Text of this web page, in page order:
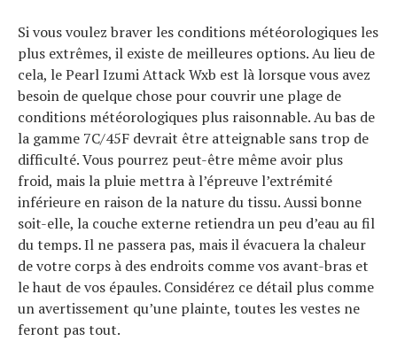
Si vous voulez braver les conditions météorologiques les
plus extrêmes, il existe de meilleures options. Au lieu de
cela, le Pearl Izumi Attack Wxb est là lorsque vous avez
besoin de quelque chose pour couvrir une plage de
conditions météorologiques plus raisonnable. Au bas de
la gamme 7C/45F devrait être atteignable sans trop de
difficulté. Vous pourrez peut-être même avoir plus
froid, mais la pluie mettra à l’épreuve l’extrémité
inférieure en raison de la nature du tissu. Aussi bonne
soit-elle, la couche externe retiendra un peu d’eau au fil
du temps. Il ne passera pas, mais il évacuera la chaleur
de votre corps à des endroits comme vos avant-bras et
le haut de vos épaules. Considérez ce détail plus comme
un avertissement qu’une plainte, toutes les vestes ne
feront pas tout.